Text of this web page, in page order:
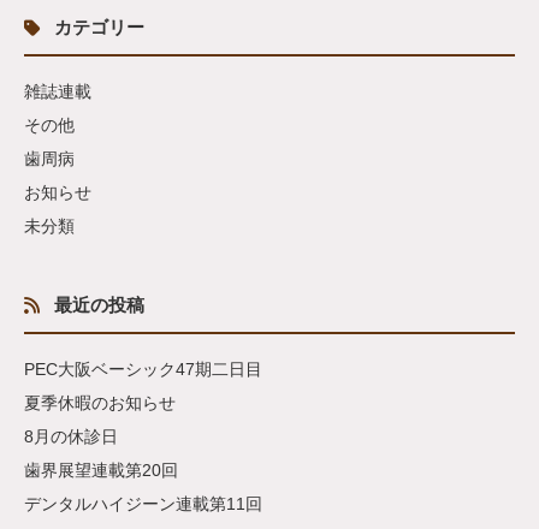
カテゴリー
雑誌連載
その他
歯周病
お知らせ
未分類
最近の投稿
PEC大阪ベーシック47期二日目
夏季休暇のお知らせ
8月の休診日
歯界展望連載第20回
デンタルハイジーン連載第11回